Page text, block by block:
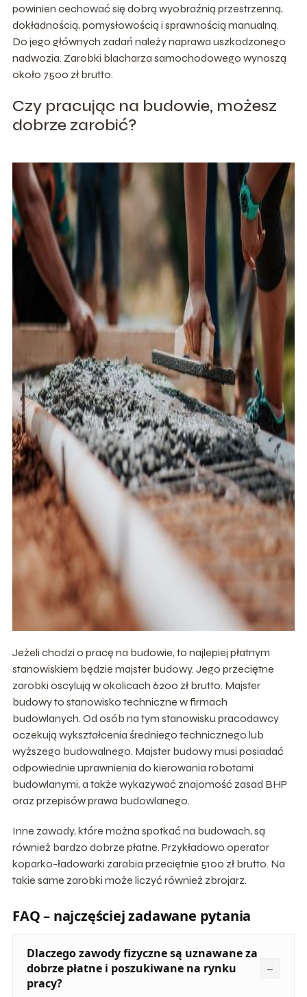
powinien cechować się dobrą wyobraźnią przestrzenną,
dokładnością, pomysłowością i sprawnością manualną.
Do jego głównych zadań należy naprawa uszkodzonego
nadwozia. Zarobki blacharza samochodowego wynoszą
około 7500 zł brutto.
Czy pracując na budowie, możesz
dobrze zarobić?
Jeżeli chodzi o pracę na budowie, to najlepiej płatnym
stanowiskiem będzie majster budowy. Jego przeciętne
zarobki oscylują w okolicach 6200 zł brutto. Majster
budowy to stanowisko techniczne w firmach
budowlanych. Od osób na tym stanowisku pracodawcy
oczekują wykształcenia średniego technicznego lub
wyższego budowalnego. Majster budowy musi posiadać
odpowiednie uprawnienia do kierowania robotami
budowlanymi, a także wykazywać znajomość zasad BHP
oraz przepisów prawa budowlanego.
Inne zawody, które można spotkać na budowach, są
również bardzo dobrze płatne. Przykładowo operator
koparko-ładowarki zarabia przeciętnie 5100 zł brutto. Na
takie same zarobki może liczyć również zbrojarz.
FAQ – najczęściej zadawane pytania
Dlaczego zawody fizyczne są uznawane za
dobrze płatne i poszukiwane na rynku
pracy?